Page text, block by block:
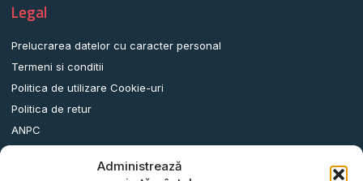
Administrează
Legal
Prelucrarea datelor cu caracter personal
Termeni si conditii
Politica de utilizare Cookie-uri
Politica de retur
ANPC